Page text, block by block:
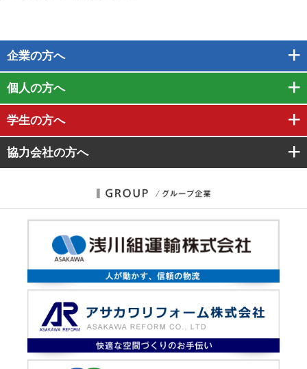
企業の方へ
個人の方へ
学生の方へ
協力会社の方へ